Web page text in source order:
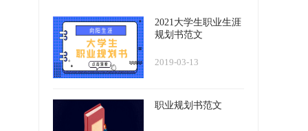
2021大学生职业生涯
规划书范文
2019-03-13
职业规划书范文